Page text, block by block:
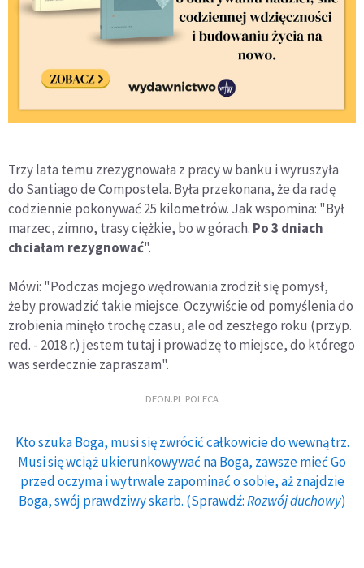
Trzy lata temu zrezygnowała z pracy w banku i wyruszyła
do Santiago de Compostela. Była przekonana, że da radę
codziennie pokonywać 25 kilometrów. Jak wspomina: "Był
marzec, zimno, trasy ciężkie, bo w górach. Po 3 dniach
chciałam rezygnować".
Mówi: "Podczas mojego wędrowania zrodził się pomysł,
żeby prowadzić takie miejsce. Oczywiście od pomyślenia do
zrobienia minęło trochę czasu, ale od zeszłego roku (przyp.
red. - 2018 r.) jestem tutaj i prowadzę to miejsce, do którego
was serdecznie zapraszam".
DEON.PL POLECA
Kto szuka Boga, musi się zwrócić całkowicie do wewnątrz.
Musi się wciąż ukierunkowywać na Boga, zawsze mieć Go
przed oczyma i wytrwale zapominać o sobie, aż znajdzie
Boga, swój prawdziwy skarb. (Sprawdź:Rozwój duchowy)